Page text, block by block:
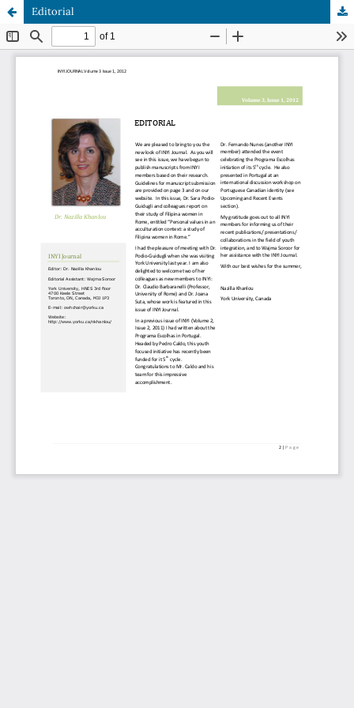
Editorial